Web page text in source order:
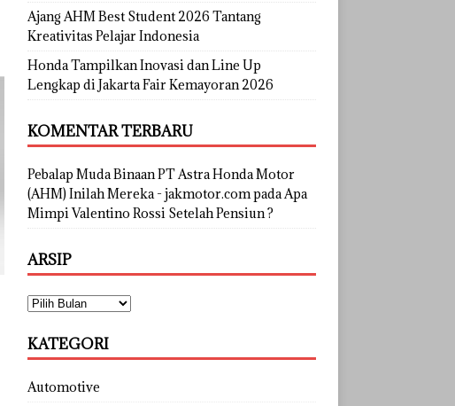
Ajang AHM Best Student 2026 Tantang
Kreativitas Pelajar Indonesia
Honda Tampilkan Inovasi dan Line Up
Lengkap di Jakarta Fair Kemayoran 2026
KOMENTAR TERBARU
Pebalap Muda Binaan PT Astra Honda Motor
(AHM) Inilah Mereka - jakmotor.compadaApa
Mimpi Valentino Rossi Setelah Pensiun ?
ARSIP
KATEGORI
Automotive